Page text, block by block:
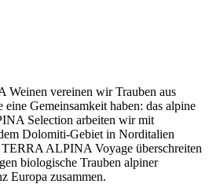
vereinen wir Trauben aus
Gemeinsamkeit haben: das alpine
Selection arbeiten wir mit
Dolomiti-Gebiet in Norditalien
ALPINA Voyage überschreiten
biologische Trauben alpiner
Europa zusammen.